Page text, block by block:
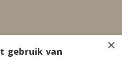
×
gebruik van